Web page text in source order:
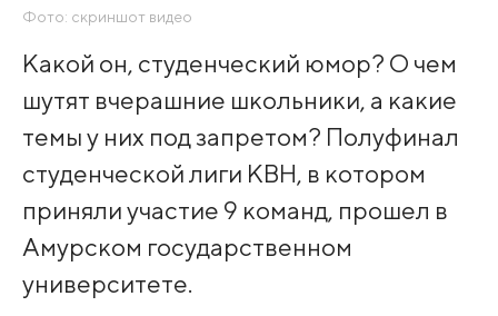
Фото: скриншот видео
Какой он, студенческий юмор? О чем
шутят вчерашние школьники, а какие
темы у них под запретом? Полуфинал
студенческой лиги КВН, в котором
приняли участие 9 команд, прошел в
Амурском государственном
университете.